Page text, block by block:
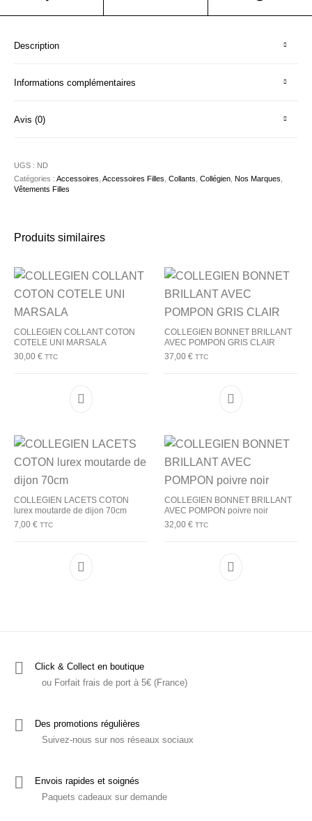
Description
Informations complémentaires
Avis (0)
UGS : ND
Catégories :Accessoires ,Accessoires Filles ,Collants ,Collégien ,Nos Marques
Vêtements Filles
Produits similaires
COLLEGIEN COLLANT COTON
COTELE UNI MARSALA
30,00€ TTC
Ce produit a plusieurs variations. Les options
COLLEGIEN BONNET BRILLANT
AVEC POMPON GRIS CLAIR
37,00 € TTC
Ce produit a
COLLEGIEN LACETS COTON
lurex moutarde de dijon 70cm
7,00€ TTC
COLLEGIEN BONNET BRILLANT
AVEC POMPON poivre noir
32,00 € TTC
Ce produit a
Click & Collect en boutique
ou Forfait frais de port à 5€ (France)
Des promotions régulières
Suivez-nous sur nos réseaux sociaux
Envois rapides et soignés
Paquets cadeaux sur demande